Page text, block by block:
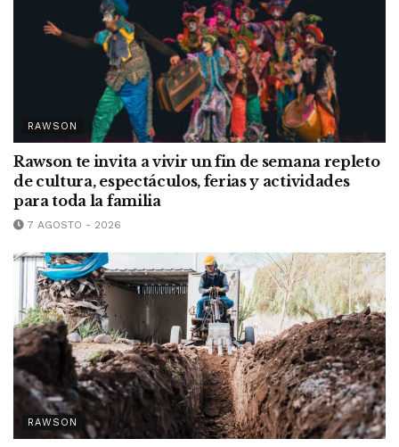
RAWSON
Rawson te invita a vivir un fin de semana repleto
de cultura, espectáculos, ferias y actividades
para toda la familia
7 AGOSTO - 2026
RAWSON